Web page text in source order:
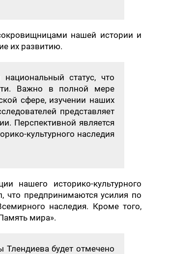
нашей истории и
их развитию.
статус, что
Важно в полной мере
сфере, изучении наших
представляет
Перспективной является
культурного наследия
нашего историко-культурного
что предпринимаются усилия по
наследия. Кроме того,
мира».
Тлендиева будет отмечено